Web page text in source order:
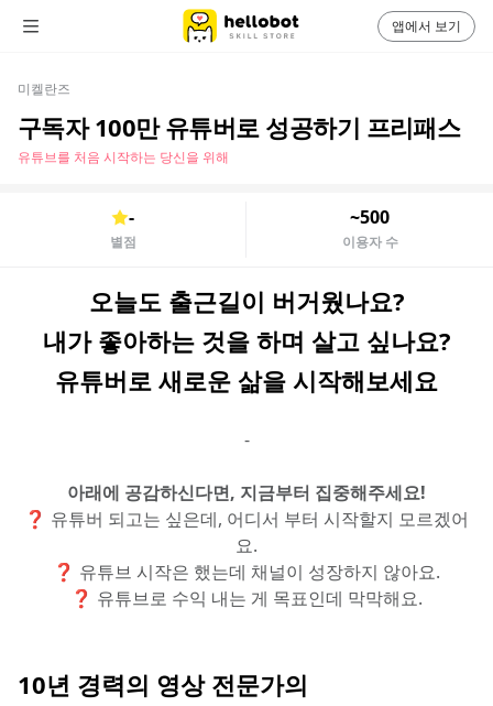
미켈란즈
구독자 100만 유튜버로 성공하기 프리패스
유튜브를 처음 시작하는 당신을 위해
-
별점
~500
이용자 수
오늘도 출근길이 버거웠나요?
내가 좋아하는 것을 하며 살고 싶나요?
유튜버로 새로운 삶을 시작해보세요
-
아래에 공감하신다면, 지금부터 집중해주세요!
❓ 유튜버 되고는 싶은데, 어디서 부터 시작할지 모르겠어
요.
❓ 유튜브 시작은 했는데 채널이 성장하지 않아요.
❓ 유튜브로 수익 내는 게 목표인데 막막해요.
10년 경력의 영상 전문가의
앱에서 보기